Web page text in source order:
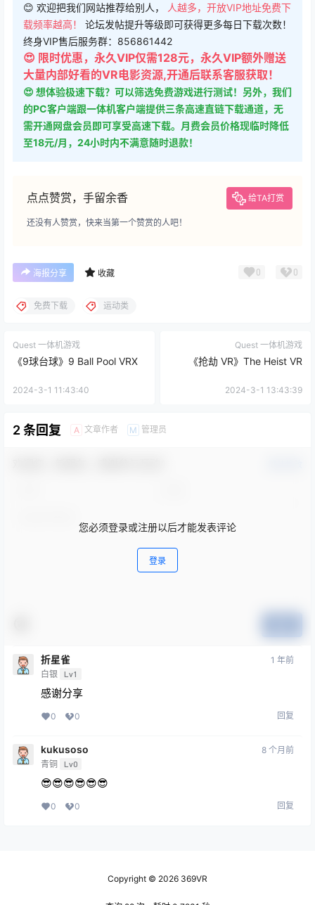
😊 欢迎把我们网站推荐给别人，
人越多，开放VIP地址免费下
载频率越高！ 论坛发帖提升等级即可获得更多每日下载次数！
终身VIP售后服务群：856861442
😍 限时优惠，永久VIP仅需128元，永久VIP额外赠送
大量内部好看的VR电影资源,开通后联系客服获取！
😍 想体验极速下载？可以筛选免费游戏进行测试！另外，我们
的PC客户端跟一体机客户端提供三条高速直链下载通道，无
需开通网盘会员即可享受高速下载。月费会员价格现临时降低
至18元/月，24小时内不满意随时退款！
点点赞赏，手留余香 给TA打赏
还没有人赞赏，快来当第一个赞赏的人吧！
海报分享 收藏 0 0
免费下载 运动类
Quest 一体机游戏
《9球台球》9 Ball Pool VRX
2024-3-1 11:43:40
Quest 一体机游戏
《抢劫 VR》The Heist VR
2024-3-1 13:43:39
2 条回复 A 文章作者 M 管理员
您必须登录或注册以后才能发表评论
登录
折星雀
白银 Lv1
1 年前
感谢分享
0 0 回复
kukusoso
青铜 Lv0
8 个月前
😎😎😎😎😎😎
0 0 回复
Copyright © 2026 369VR